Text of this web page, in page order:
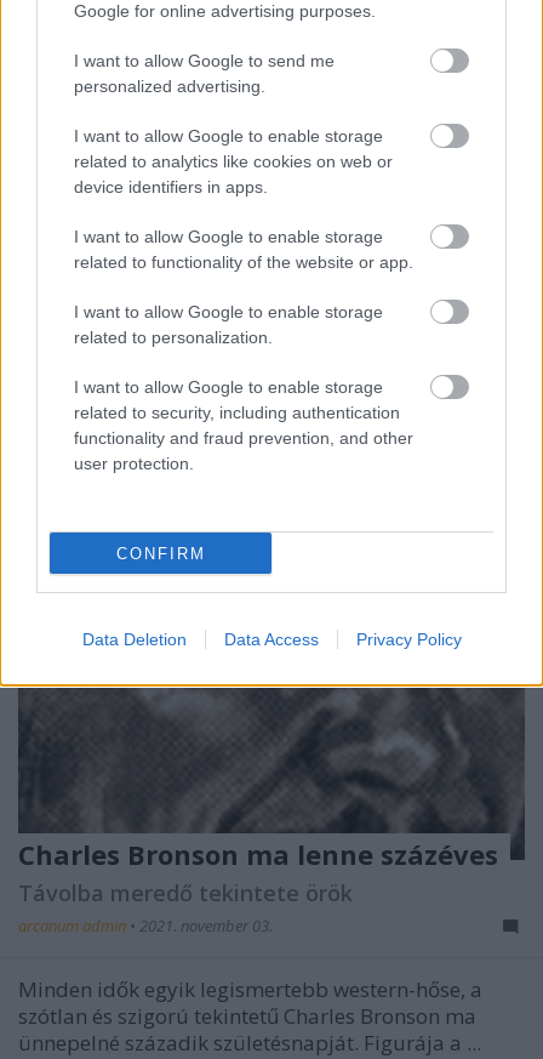
Google for online advertising purposes.
I want to allow Google to send me
personalized advertising.
I want to allow Google to enable storage
related to analytics like cookies on web or
device identifiers in apps.
I want to allow Google to enable storage
related to functionality of the website or app.
I want to allow Google to enable storage
related to personalization.
I want to allow Google to enable storage
related to security, including authentication
functionality and fraud prevention, and other
user protection.
CONFIRM
Data Deletion Data Access Privacy Policy
Johnny Deppnek nincs szerencséje a
A sajtónak nyíltan beszélt magánéleti
nehézségeiről
arcanum admin• 2022. május 18.
A hírek világában most Johnny Depp és Amber
Heard bírósági tárgyalása szórakoztatja a témára
fogékony olvasót. A színész elvesztett ...
Charles Bronson ma lenne százéves
Távolba meredő tekintete örök
arcanum admin • 2021. november 03.
Minden idők egyik legismertebb western-hőse, a
szótlan és szigorú tekintetű Charles Bronson ma
ünnepelné századik születésnapját. Figurája a ...